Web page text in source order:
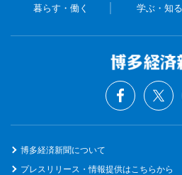
暮らす・働く 学ぶ・知る
博多経済新聞について
プレスリリース・情報提供はこちらから